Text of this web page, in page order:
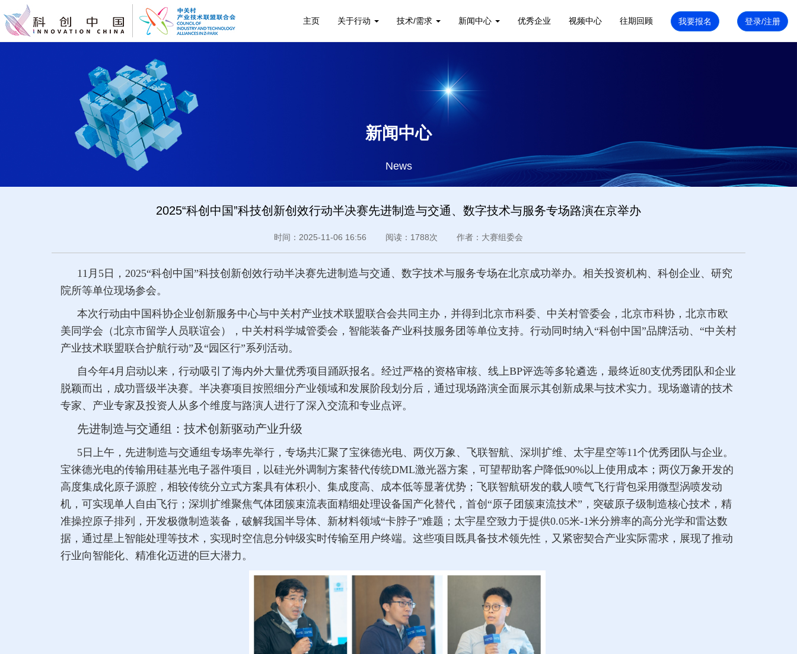
主页 关于行动 技术/需求 新闻中心 优秀企业 视频中心 往期回顾
新闻中心
News
2025“科创中国”科技创新创效行动半决赛先进制造与交通、数字技术与服务专场路演在京举办
时间：2025-11-06 16:56 阅读：1788次 作者：大赛组委会
11月5日，2025“科创中国”科技创新创效行动半决赛先进制造与交通、数字技术与服务专场在北京成功举办。相关投资机构、科创企业、研究
院所等单位现场参会。
本次行动由中国科协企业创新服务中心与中关村产业技术联盟联合会共同主办，并得到北京市科委、中关村管委会，北京市科协，北京市欧
美同学会（北京市留学人员联谊会），中关村科学城管委会，智能装备产业科技服务团等单位支持。行动同时纳入“科创中国”品牌活动、“中关村
产业技术联盟联合护航行动”及“园区行”系列活动。
自今年4月启动以来，行动吸引了海内外大量优秀项目踊跃报名。经过严格的资格审核、线上BP评选等多轮遴选，最终近80支优秀团队和企业
脱颖而出，成功晋级半决赛。半决赛项目按照细分产业领域和发展阶段划分后，通过现场路演全面展示其创新成果与技术实力。现场邀请的技术
专家、产业专家及投资人从多个维度与路演人进行了深入交流和专业点评。
先进制造与交通组：技术创新驱动产业升级
5日上午，先进制造与交通组专场率先举行，专场共汇聚了宝徕德光电、两仪万象、飞联智航、深圳扩维、太宇星空等11个优秀团队与企业。
宝徕德光电的传输用硅基光电子器件项目，以硅光外调制方案替代传统DML激光器方案，可望帮助客户降低90%以上使用成本；两仪万象开发的
高度集成化原子源腔，相较传统分立式方案具有体积小、集成度高、成本低等显著优势；飞联智航研发的载人喷气飞行背包采用微型涡喷发动
机，可实现单人自由飞行；深圳扩维聚焦气体团簇束流表面精细处理设备国产化替代，首创“原子团簇束流技术”，突破原子级制造核心技术，精
准操控原子排列，开发极微制造装备，破解我国半导体、新材料领域“卡脖子”难题；太宇星空致力于提供0.05米-1米分辨率的高分光学和雷达数
据，通过星上智能处理等技术，实现时空信息分钟级实时传输至用户终端。这些项目既具备技术领先性，又紧密契合产业实际需求，展现了推动
行业向智能化、精准化迈进的巨大潜力。